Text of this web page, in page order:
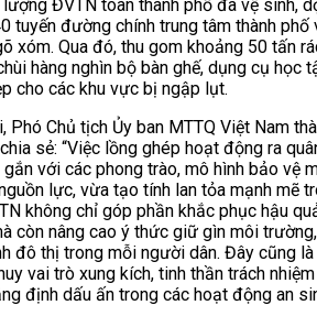
ĐVTN toàn thành phố đã vệ sinh,
tuyến đường chính trung tâm thành phố
xóm. Qua đó, thu gom khoảng 50 tấn
hàng nghìn bộ bàn ghế, dụng cụ học
cho các khu vực bị ngập lụt.
Phó Chủ tịch Ủy ban MTTQ Việt Nam
sẻ: “Việc lồng ghép hoạt động ra
với các phong trào, mô hình bảo vệ
lực, vừa tạo tính lan tỏa mạnh mẽ
không chỉ góp phần khắc phục hậu
còn nâng cao ý thức giữ gìn môi
đô thị trong mỗi người dân. Đây cũng
vai trò xung kích, tinh thần trách
định dấu ấn trong các hoạt động an